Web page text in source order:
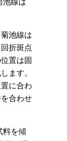
池線は
折斑点
置は固
ます。
に合わ
合わせ
料を傾